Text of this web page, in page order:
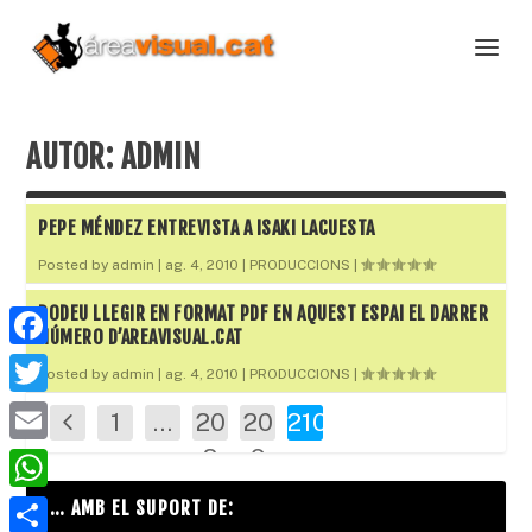
AUTOR: ADMIN
PEPE MÉNDEZ ENTREVISTA A ISAKI LACUESTA
Posted by admin ag. 4, 2010 PRODUCCIONS |
PODEU LLEGIR EN FORMAT PDF EN AQUEST ESPAI EL DARRER
NÚMERO D’AREAVISUAL.CAT
Posted by admin ag. 4, 2010 PRODUCCIONS |
1 …
20
8
20
9
210
… AMB EL SUPORT DE:
F
a
c
e
b
T
w
i
t
E
m
W